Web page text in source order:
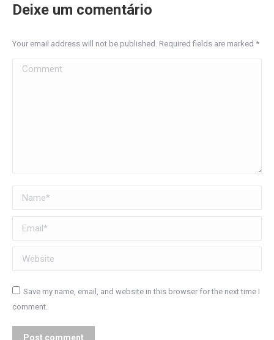
Deixe um comentário
Your email address will not be published. Required fields are marked *
Comment
Name *
Email *
Website
Save my name, email, and website in this browser for the next time I
comment.
Post comment